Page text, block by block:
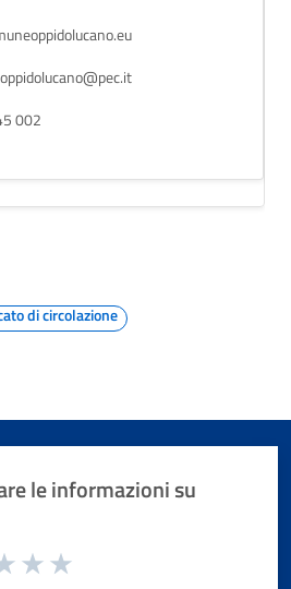
002
di circolazione
le informazioni su